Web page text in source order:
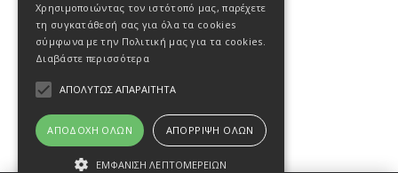
Χρησιμοποιώντας τον ιστότοπό μας, παρέχετε
τη συγκατάθεσή σας για όλα τα cookies
σύμφωνα με την Πολιτική μας για τα cookies.
Διαβάστε περισσότερα
ΑΠΟΛΎΤΩΣ ΑΠΑΡΑΊΤΗΤΑ
ΑΠΟΔΟΧΉ ΌΛΩΝ ΑΠΌΡΡΙΨΗ ΌΛΩΝ
ΕΜΦΆΝΙΣΗ ΛΕΠΤΟΜΕΡΕΙΏΝ